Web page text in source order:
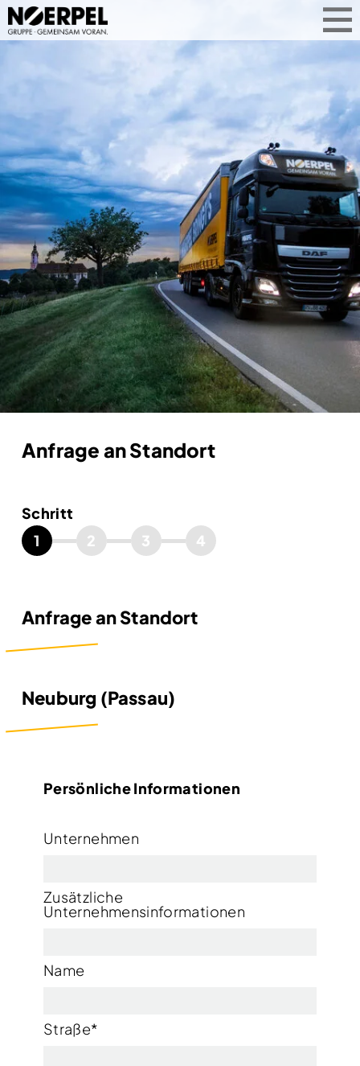
Anfrage an Standort
Schritt
1
2 3 4
Anfrage an Standort
Neuburg (Passau)
Persönliche Informationen
Unternehmen
Zusätzliche
Unternehmensinformationen
Name
Straße*